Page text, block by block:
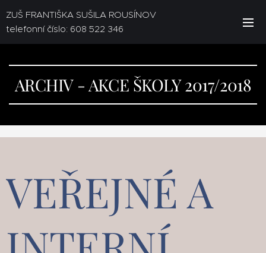
ZUŠ FRANTIŠKA SUŠILA ROUSÍNOV
telefonní číslo: 608 522 346
ARCHIV - AKCE ŠKOLY 2017/2018
VEŘEJNÉ A